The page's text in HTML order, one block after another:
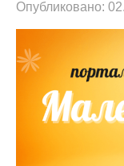
Опубликовано: